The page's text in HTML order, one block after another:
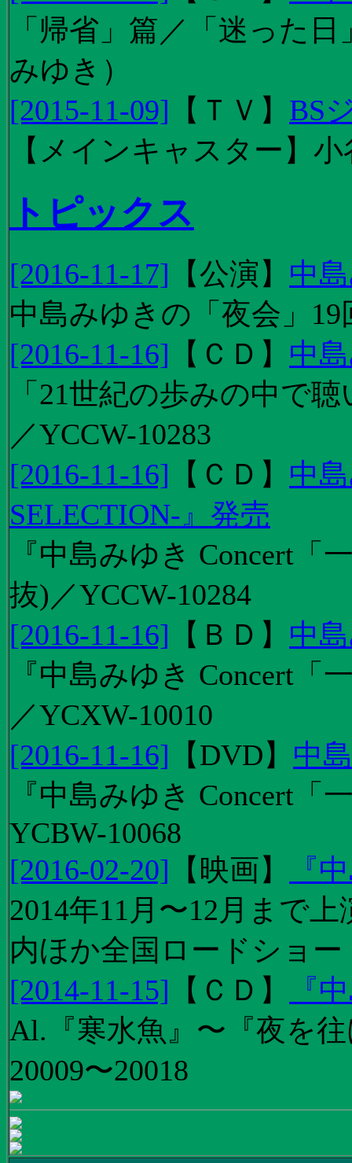
「帰省」篇／「迷った
みゆき）
[2015-11-09] 【 ＴＶ 】 BS
【メインキャスター】
トピックス
[2016-11-17] 【公演 】 中
中島みゆきの「夜会」
[2016-11-16] 【 ＣＤ 】 中
「21世紀の歩みの中で
／YCCW-10283
[2016-11-16] 【 ＣＤ 】 中
SELECTION-』発売
『中島みゆき Concert
抜)／YCCW-10284
[2016-11-16] 【 ＢＤ 】 中
『中島みゆき Concert
／YCXW-10010
[2016-11-16] 【DVD】 中
『中島みゆき Concert
YCBW-10068
[2016-02-20] 【 映画】
『
2014年11月〜12月まで
内ほか全国ロードショー
[2014-11-15] 【 ＣＤ 】
『
Al.『寒水魚』〜『夜を
20009〜20018